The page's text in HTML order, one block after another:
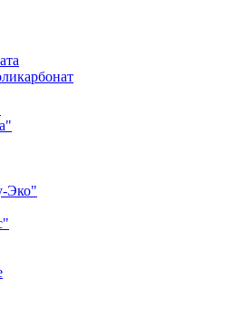
Эко"